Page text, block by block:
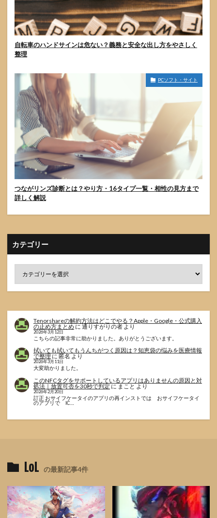
自転車のハンドサインは危ない？義務と安全な出し方をやさしく
整理
PCソフト・サイト
つながリンズ診断とは？やり方・16タイプ一覧・相性の見方まで
詳しく解説
カテゴリー
Tenorshareの解約方法はどこでやる？Apple・Google・公式購入
の止め方まとめ に 通りすがりの者 より
2026年3月12日
こちらの記事非常に助かりました。ありがとうございます。
拭いても拭いてもうんちがつく原因は？知恵袋の悩みを医療情報
で整理 に 匿名 より
2026年3月11日
大変助かりました。
このNFCタグをサポートしているアプリはありませんの原因と対
処法｜放置可否を30秒で判定 に まこと より
2026年2月20日
訂正 おサイフケータイのアプリの再インストでは おサイフケータイ
のアプリで IC…
LoL の最新記事4件